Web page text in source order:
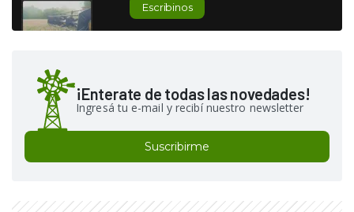
Escribinos
¡Enterate de todas las novedades!
Ingresá tu e-mail y recibí nuestro newsletter
Suscribirme